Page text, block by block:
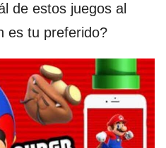
de estos juegos al
es tu preferido?